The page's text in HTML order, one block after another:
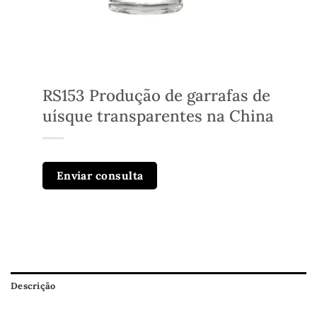
RS153 Produção de garrafas de
uísque transparentes na China
Enviar consulta
Descrição